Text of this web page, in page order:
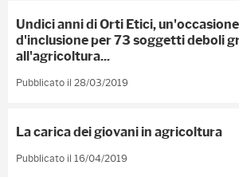
Undici anni di Orti Etici, un'occasione
d'inclusione per 73 soggetti deboli
all'agricoltura...
Pubblicato il 28/03/2019
La carica dei giovani in agricoltura
Pubblicato il 16/04/2019